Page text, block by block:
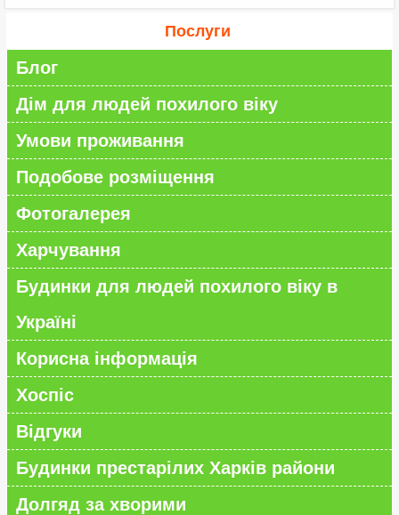
Послуги
Блог
Дім для людей похилого віку
Умови проживання
Подобове розміщення
Фотогалерея
Харчування
Будинки для людей похилого віку в
Україні
Корисна інформація
Хоспіс
Відгуки
Будинки престарілих Харків райони
Долгяд за хворими